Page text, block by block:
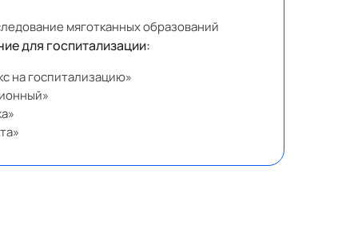
мяготканных образований
для госпитализации:
на госпитализацию»